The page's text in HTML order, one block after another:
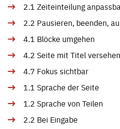
2.1 Zeiteinteilung
2.2 Pausieren, beenden,
4.1 Blöcke umgehen
4.2 Seite mit Titel versehen
4.7 Fokus sichtbar
1.1 Sprache der Seite
1.2 Sprache von Teilen
2.2 Bei Eingabe